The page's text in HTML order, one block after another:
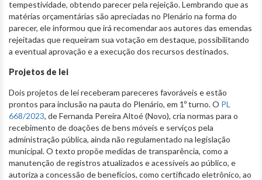
tempestividade, obtendo parecer pela rejeição. Lembrando que as
matérias orçamentárias são apreciadas no Plenário na forma do
parecer, ele informou que irá recomendar aos autores das emendas
rejeitadas que requeiram sua votação em destaque, possibilitando
a eventual aprovação e a execução dos recursos destinados.
Projetos de lei
Dois projetos de lei receberam pareceres favoráveis e estão
prontos para inclusão na pauta do Plenário, em 1º turno. O PL
668/2023, de Fernanda Pereira Altoé (Novo), cria normas para o
recebimento de doações de bens móveis e serviços pela
administração pública, ainda não regulamentado na legislação
municipal. O texto propõe medidas de transparência, como a
manutenção de registros atualizados e acessíveis ao público, e
autoriza a concessão de benefícios, como certificado eletrônico, ao